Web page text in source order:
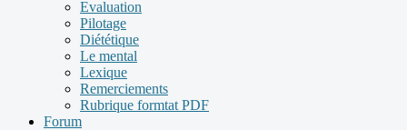
Evaluation
Pilotage
Diététique
Le mental
Lexique
Remerciements
Rubrique formtat PDF
Forum